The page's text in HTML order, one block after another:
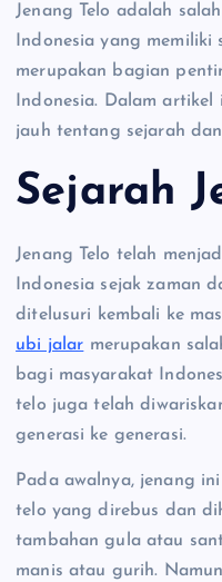
Jenang Telo adalah
Indonesia yang
merupakan bagian
Indonesia. Dalam
jauh tentang sejarah
Sejarah
Jenang Telo telah
Indonesia sejak zaman
ditelusuri kembali ke
ubi jalar merupakan
bagi masyarakat
telo juga telah
generasi ke generasi.
Pada awalnya, jenang
telo yang direbus dan
tambahan gula atau
manis atau gurih.